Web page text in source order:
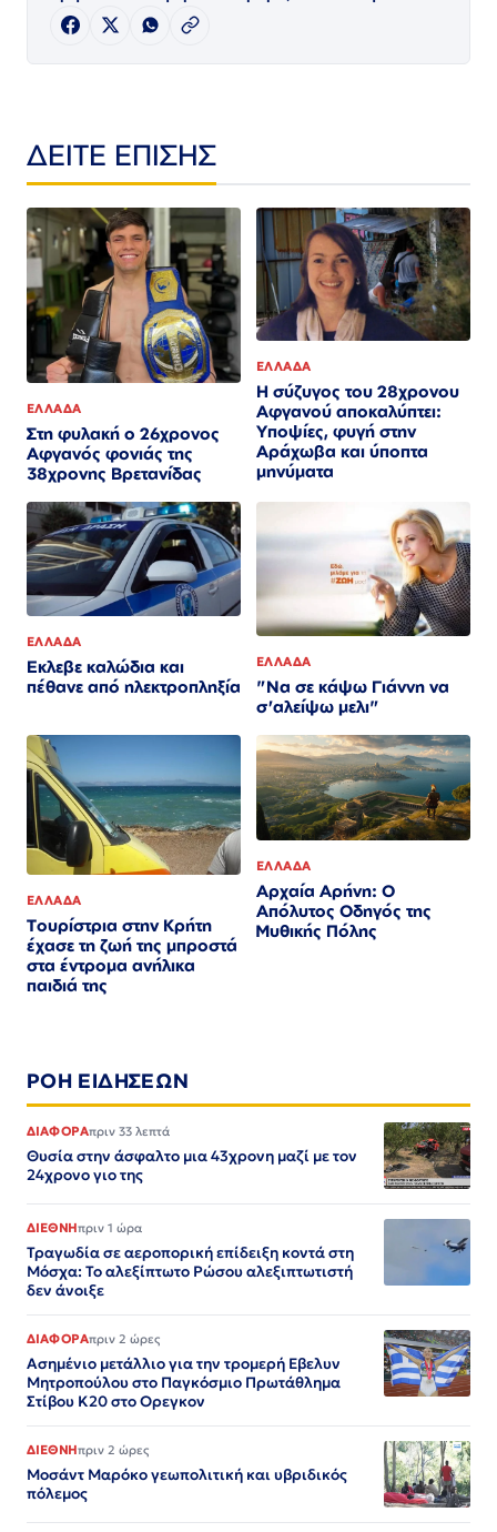
ΔΕΙΤΕ ΕΠΙΣΗΣ
ΕΛΛΑΔΑ
Στη φυλακή ο 26χρονος
Αφγανός φονιάς της
38χρονης Βρετανίδας
ΕΛΛΑΔΑ
Η σύζυγος του 28χρονου
Αφγανού αποκαλύπτει:
Υποψίες, φυγή στην
Αράχωβα και ύποπτα
μηνύματα
ΕΛΛΑΔΑ
Εκλεβε καλώδια και
πέθανε από ηλεκτροπληξία
ΕΛΛΑΔΑ
"Να σε κάψω Γιάννη να
σ'αλείψω μελι"
ΕΛΛΑΔΑ
Τουρίστρια στην Κρήτη
έχασε τη ζωή της μπροστά
στα έντρομα ανήλικα
παιδιά της
ΕΛΛΑΔΑ
Αρχαία Αρήνη: Ο
Απόλυτος Οδηγός της
Μυθικής Πόλης
ΡΟΗ ΕΙΔΗΣΕΩΝ
ΔΙΑΦΟΡΑπριν 33 λεπτά
Θυσία στην άσφαλτο μια 43χρονη μαζί με τον
24χρονο γιο της
ΔΙΕΘΝΗπριν 1 ώρα
Τραγωδία σε αεροπορική επίδειξη κοντά στη
Μόσχα: Το αλεξίπτωτο Ρώσου αλεξιπτωτιστή
δεν άνοιξε
ΔΙΑΦΟΡΑπριν 2 ώρες
Ασημένιο μετάλλιο για την τρομερή Εβελυν
Μητροπούλου στο Παγκόσμιο Πρωτάθλημα
Στίβου Κ20 στο Ορεγκον
ΔΙΕΘΝΗπριν 2 ώρες
Μοσάντ Μαρόκο γεωπολιτική και υβριδικός
πόλεμος